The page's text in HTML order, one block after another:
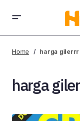
Home harga
harga